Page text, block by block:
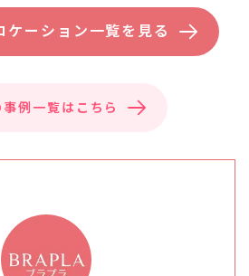
ケーション一覧を見る
例一覧はこちら